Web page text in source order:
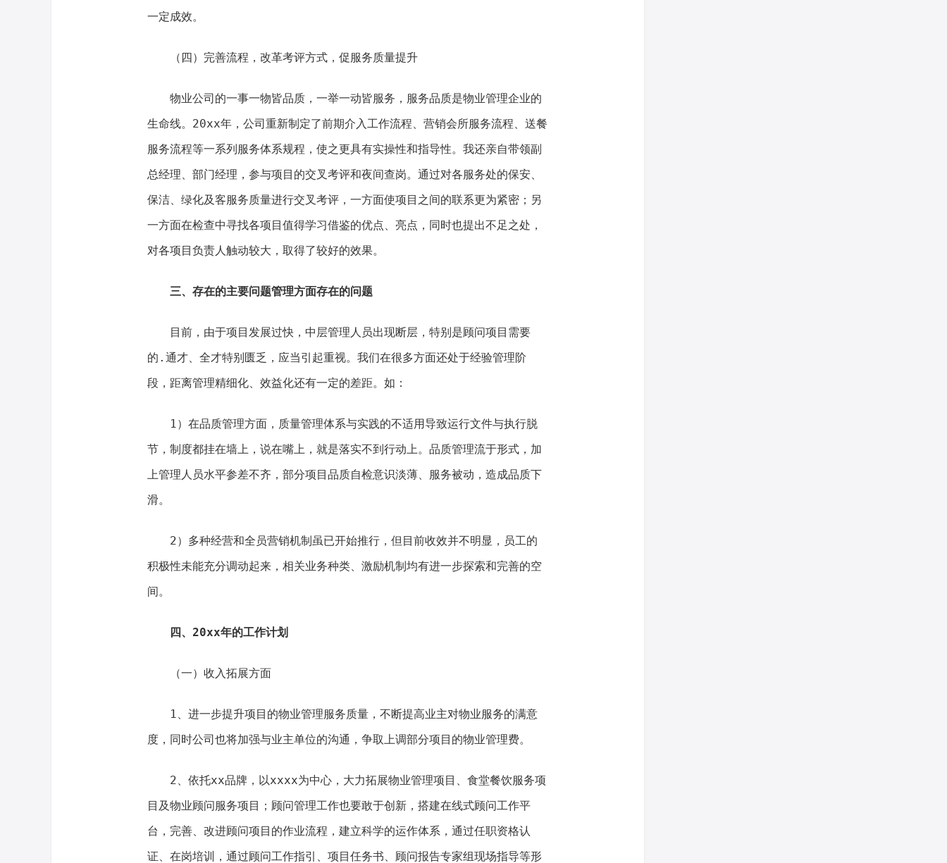
一定成效。
（四）完善流程，改革考评方式，促服务质量提升
物业公司的一事一物皆品质，一举一动皆服务，服务品质是物业管理企业的
生命线。20xx年，公司重新制定了前期介入工作流程、营销会所服务流程、送餐
服务流程等一系列服务体系规程，使之更具有实操性和指导性。我还亲自带领副
总经理、部门经理，参与项目的交叉考评和夜间查岗。通过对各服务处的保安、
保洁、绿化及客服务质量进行交叉考评，一方面使项目之间的联系更为紧密；另
一方面在检查中寻找各项目值得学习借鉴的优点、亮点，同时也提出不足之处，
对各项目负责人触动较大，取得了较好的效果。
三、存在的主要问题管理方面存在的问题
目前，由于项目发展过快，中层管理人员出现断层，特别是顾问项目需要
的.通才、全才特别匮乏，应当引起重视。我们在很多方面还处于经验管理阶
段，距离管理精细化、效益化还有一定的差距。如：
1）在品质管理方面，质量管理体系与实践的不适用导致运行文件与执行脱
节，制度都挂在墙上，说在嘴上，就是落实不到行动上。品质管理流于形式，加
上管理人员水平参差不齐，部分项目品质自检意识淡薄、服务被动，造成品质下
滑。
2）多种经营和全员营销机制虽已开始推行，但目前收效并不明显，员工的
积极性未能充分调动起来，相关业务种类、激励机制均有进一步探索和完善的空
间。
四、20xx年的工作计划
（一）收入拓展方面
1、进一步提升项目的物业管理服务质量，不断提高业主对物业服务的满意
度，同时公司也将加强与业主单位的沟通，争取上调部分项目的物业管理费。
2、依托xx品牌，以xxxx为中心，大力拓展物业管理项目、食堂餐饮服务项
目及物业顾问服务项目；顾问管理工作也要敢于创新，搭建在线式顾问工作平
台，完善、改进顾问项目的作业流程，建立科学的运作体系，通过任职资格认
证、在岗培训，通过顾问工作指引、项目任务书、顾问报告专家组现场指导等形